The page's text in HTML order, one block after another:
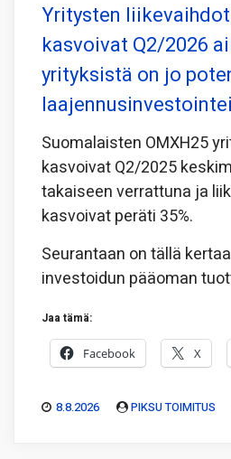
Yritysten
kasvoivat Q2/2026
yrityksistä on jo
Suomalaisten OMXH25
kasvoivat Q2/2025
takaiseen verrattuna ja
kasvoivat peräti 35%.
Seurantaan on tällä
investoidun pääoman
Jaa tämä:
Facebook X
8.8.2026 PIKSU TOIMITUS